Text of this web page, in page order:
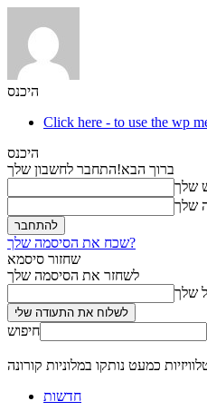
היכנס
Click here - to use the wp
היכנס
ברוך הבא!התחבר לחשבון שלך
שלך
שלך
שכח את הסיסמה שלך?
שחזור סיסמא
לשחזר את הסיסמה שלך
שלך
חיפוש
כמעט נותקו במלוניות קורונה
חדשות